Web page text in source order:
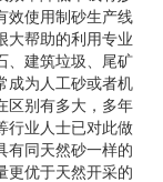
效使用制砂生产线
大帮助的利用专业
、建筑垃圾、尾矿
成为人工砂或者机
区别有多大，多年
行业人士已对此做
有同天然砂一样的
更优于天然开采的